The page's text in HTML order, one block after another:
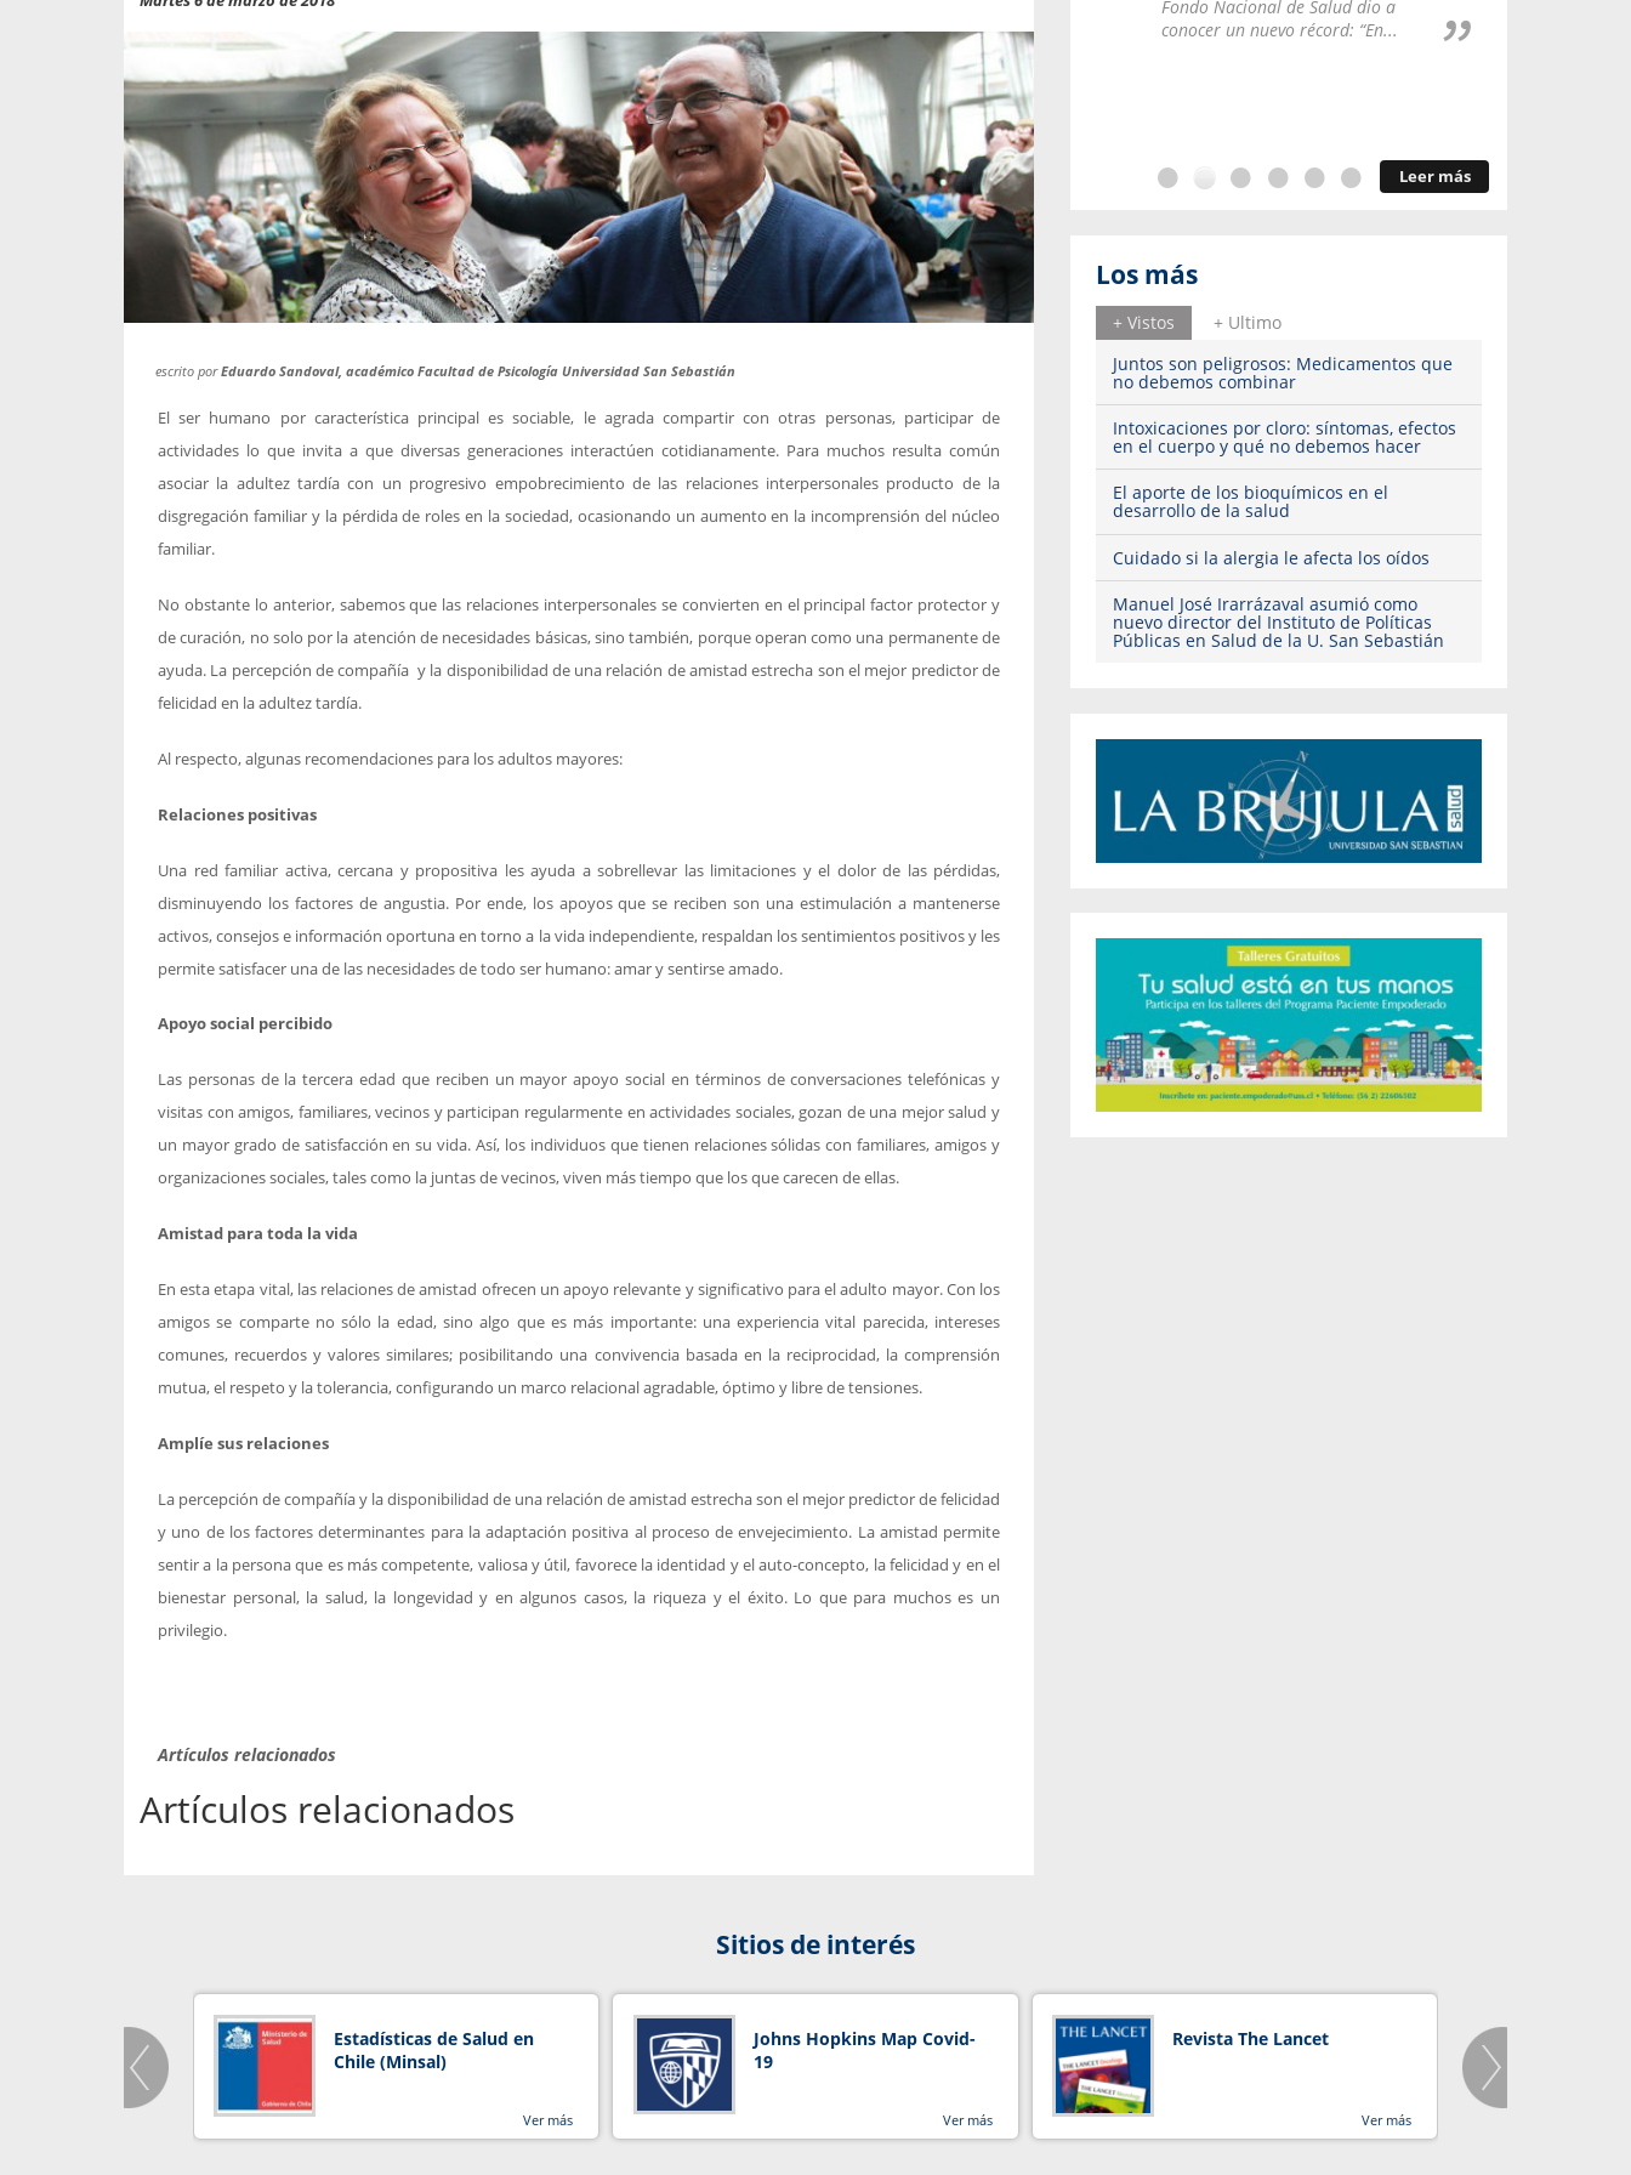
escrito porEduardo Sandoval, académico Facultad de Psicología Universidad San Sebastián
El ser humano por característica principal es sociable, le agrada compartir con otras personas, participar de
actividades lo que invita a que diversas generaciones interactúen cotidianamente. Para muchos resulta común
asociar la adultez tardía con un progresivo empobrecimiento de las relaciones interpersonales producto de la
disgregación familiar y la pérdida de roles en la sociedad, ocasionando un aumento en la incomprensión del núcleo
familiar.
No obstante lo anterior, sabemos que las relaciones interpersonales se convierten en el principal factor protector y
de curación, no solo por la atención de necesidades básicas, sino también, porque operan como una permanente de
ayuda. La percepción de compañía y la disponibilidad de una relación de amistad estrecha son el mejor predictor de
felicidad en la adultez tardía.
Al respecto, algunas recomendaciones para los adultos mayores:
Relaciones positivas
Una red familiar activa, cercana y propositiva les ayuda a sobrellevar las limitaciones y el dolor de las pérdidas,
disminuyendo los factores de angustia. Por ende, los apoyos que se reciben son una estimulación a mantenerse
activos, consejos e información oportuna en torno a la vida independiente, respaldan los sentimientos positivos y les
permite satisfacer una de las necesidades de todo ser humano: amar y sentirse amado.
Apoyo social percibido
Las personas de la tercera edad que reciben un mayor apoyo social en términos de conversaciones telefónicas y
visitas con amigos, familiares, vecinos y participan regularmente en actividades sociales, gozan de una mejor salud y
un mayor grado de satisfacción en su vida. Así, los individuos que tienen relaciones sólidas con familiares, amigos y
organizaciones sociales, tales como la juntas de vecinos, viven más tiempo que los que carecen de ellas.
Amistad para toda la vida
En esta etapa vital, las relaciones de amistad ofrecen un apoyo relevante y significativo para el adulto mayor. Con los
amigos se comparte no sólo la edad, sino algo que es más importante: una experiencia vital parecida, intereses
comunes, recuerdos y valores similares; posibilitando una convivencia basada en la reciprocidad, la comprensión
mutua, el respeto y la tolerancia, configurando un marco relacional agradable, óptimo y libre de tensiones.
Amplíe sus relaciones
La percepción de compañía y la disponibilidad de una relación de amistad estrecha son el mejor predictor de felicidad
y uno de los factores determinantes para la adaptación positiva al proceso de envejecimiento. La amistad permite
sentir a la persona que es más competente, valiosa y útil, favorece la identidad y el auto-concepto, la felicidad y en el
bienestar personal, la salud, la longevidad y en algunos casos, la riqueza y el éxito. Lo que para muchos es un
privilegio.
Artículos relacionados
Artículos relacionados
entregados por la
que deben hacer...
embargo, estas son las...
Fondo Nacional de Salud dio a
conocer un nuevo récord: “En...
Leer más
Los más
+ Vistos
+ Ultimo
Juntos son peligrosos: Medicamentos que
no debemos combinar
Intoxicaciones por cloro: síntomas, efectos
en el cuerpo y qué no debemos hacer
El aporte de los bioquímicos en el
desarrollo de la salud
Cuidado si la alergia le afecta los oídos
Manuel José Irarrázaval asumió como
nuevo director del Instituto de Políticas
Públicas en Salud de la U. San Sebastián
Sitios de interés
Estadísticas de Salud en
Chile (Minsal)
Ver más
Johns Hopkins Map Covid-
19
Ver más
Revista The Lancet
Ver más